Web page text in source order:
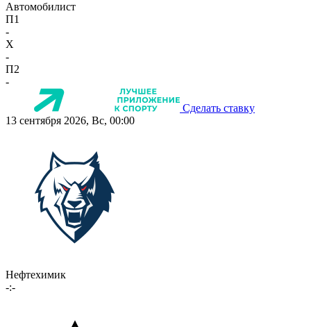
Автомобилист
П1
-
X
-
П2
-
Сделать ставку
13 сентября 2026, Вс, 00:00
Нефтехимик
-:-